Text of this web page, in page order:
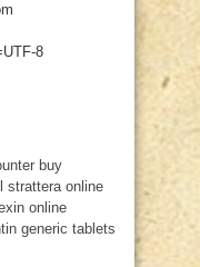
8
buy
strattera online
online
generic tablets